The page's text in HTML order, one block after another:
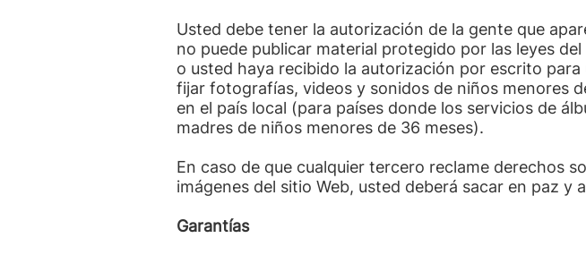
Usted debe tener la autorización de la gente que
no puede publicar material protegido por las leyes
o usted haya recibido la autorización por escrito
fijar fotografías, videos y sonidos de niños menores
en el país local (para países donde los servicios de
madres de niños menores de 36 meses).
En caso de que cualquier tercero reclame derechos
imágenes del sitio Web, usted deberá sacar en paz y
Garantías